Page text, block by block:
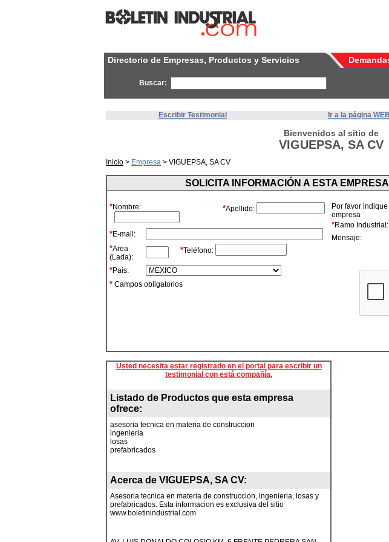
Directorio de Empresas, Productos y Servicios
Buscar:
Escribir Testimonial
Ir a la página WEB
Bienvenidos al sitio de
VIGUEPSA, SA CV
Inicio > Empresa > VIGUEPSA, SA CV
SOLICITA INFORMACIÓN A ESTA
*Nombre: *Apellido:
*E-mail:
*Area
(Lada):
*Teléfono:
*País:
* Campos obligatorios
Por favor
empresa
*Ramo Industrial:
Mensaje:
Usted necesita estar registrado en el portal para escribir un
testimonial con está compañía.
Listado de Productos que esta empresa
ofrece:
asesoria tecnica en materia de construccion
ingenieria
losas
prefabricados
Acerca de VIGUEPSA, SA CV:
Asesoria tecnica en materia de construccion, ingenieria, losas y
prefabricados. Esta informacion es exclusiva del sitio
www.boletinindustrial.com